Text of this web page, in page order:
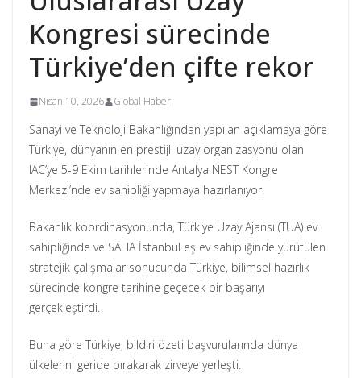
Kongresi sürecinde
Türkiye’den çifte rekor
Nisan 10, 2026 Global Haber
Sanayi ve Teknoloji Bakanlığından yapılan açıklamaya göre
Türkiye, dünyanın en prestijli uzay organizasyonu olan
IAC’ye 5-9 Ekim tarihlerinde Antalya NEST Kongre
Merkezi’nde ev sahipliği yapmaya hazırlanıyor.
Bakanlık koordinasyonunda, Türkiye Uzay Ajansı (TUA) ev
sahipliğinde ve SAHA İstanbul eş ev sahipliğinde yürütülen
stratejik çalışmalar sonucunda Türkiye, bilimsel hazırlık
sürecinde kongre tarihine geçecek bir başarıyı
gerçekleştirdi.
Buna göre Türkiye, bildiri özeti başvurularında dünya
ülkelerini geride bırakarak zirveye yerleşti.